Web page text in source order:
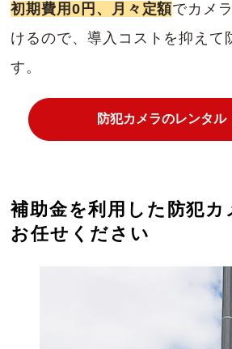
初期費用0円、月々定額でカメ
けるので、導入コストを抑えて
す。
防犯カメラのレンタ
補助金を利用した防犯カ
お任せください